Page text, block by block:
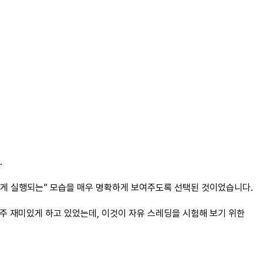
실행되는” 모습을 매우 명확하게 보여주도록 선택된 것이었습니다.
미있게 하고 있었는데, 이것이 자유 스레딩을 시험해 보기 위한